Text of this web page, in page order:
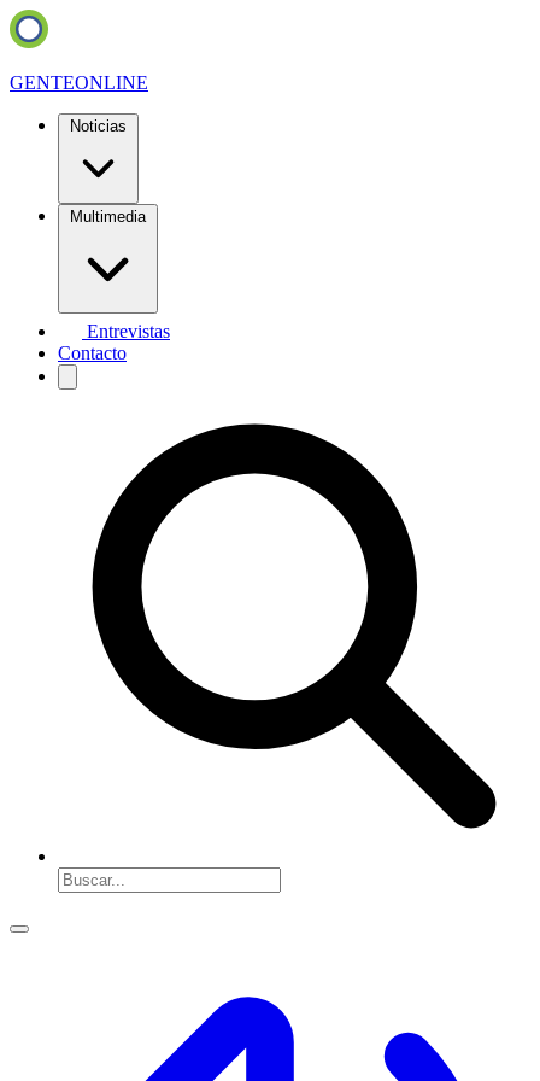
GENTEONLINE
Noticias
Multimedia
Entrevistas
Contacto